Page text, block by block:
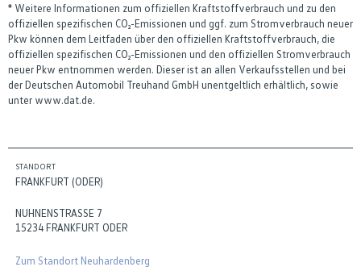
* Weitere Informationen zum offiziellen Kraftstoffverbrauch und zu den
offiziellen spezifischen CO₂-Emissionen und ggf. zum Stromverbrauch neuer
Pkw können dem Leitfaden über den offiziellen Kraftstoffverbrauch, die
offiziellen spezifischen CO₂-Emissionen und den offiziellen Stromverbrauch
neuer Pkw entnommen werden. Dieser ist an allen Verkaufsstellen und bei
der Deutschen Automobil Treuhand GmbH unentgeltlich erhältlich, sowie
unter www.dat.de.
STANDORT
FRANKFURT (ODER)
NUHNENSTRASSE 7
15234 FRANKFURT ODER
Zum Standort Neuhardenberg